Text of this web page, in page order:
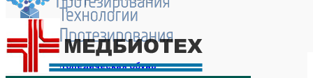
Ортопедическая обувь